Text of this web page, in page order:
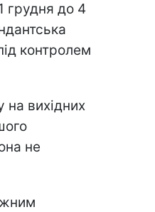
грудня до 4
контролем
на вихідних
не